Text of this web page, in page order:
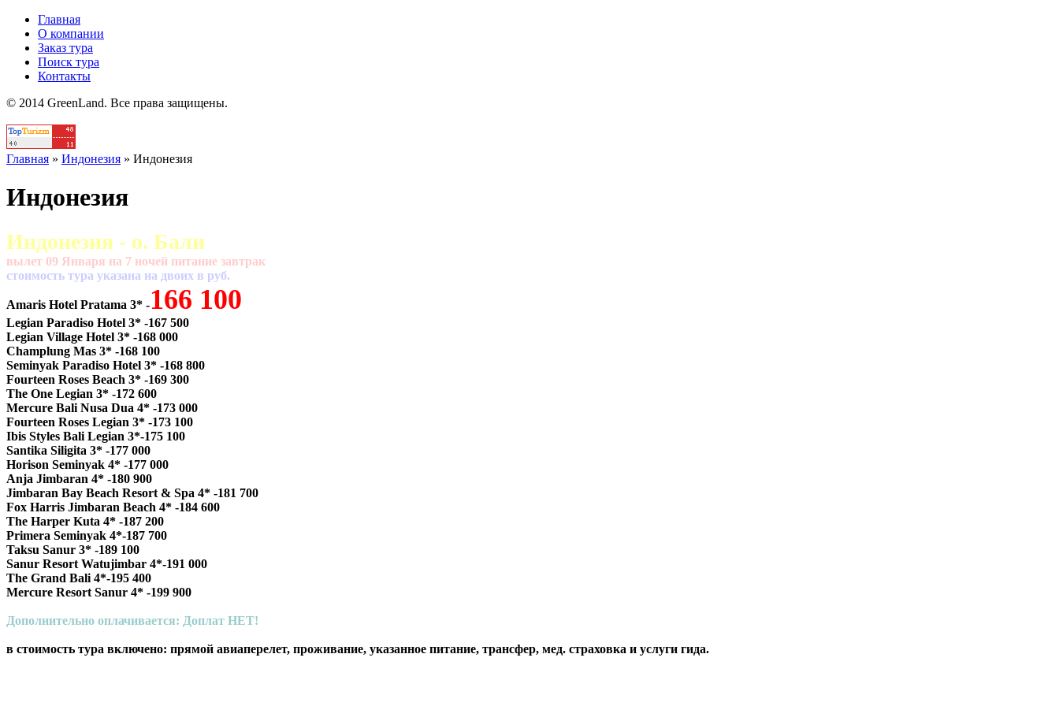
Главная
О компании
Заказ тура
Поиск тура
Контакты
© 2014 GreenLand. Все права защищены.
Главная » Индонезия » Индонезия
Индонезия
Индонезия - о. Бали
вылет 09 Января на 7 ночей питание завтрак
cтоимость тура указана на двоих в руб.
Amaris Hotel Pratama 3* -166 100
Legian Paradiso Hotel 3* -167 500
Legian Village Hotel 3* -168 000
Champlung Mas 3* -168 100
Seminyak Paradiso Hotel 3* -168 800
Fourteen Roses Beach 3* -169 300
The One Legian 3* -172 600
Mercure Bali Nusa Dua 4* -173 000
Fourteen Roses Legian 3* -173 100
Ibis Styles Bali Legian 3*-175 100
Santika Siligita 3* -177 000
Horison Seminyak 4* -177 000
Anja Jimbaran 4* -180 900
Jimbaran Bay Beach Resort & Spa 4* -181 700
Fox Harris Jimbaran Beach 4* -184 600
The Harper Kuta 4* -187 200
Primera Seminyak 4*-187 700
Taksu Sanur 3* -189 100
Sanur Resort Watujimbar 4*-191 000
The Grand Bali 4*-195 400
Mercure Resort Sanur 4* -199 900
Дополнительно оплачивается: Доплат НЕТ!
в стоимость тура включено: прямой авиаперелет, проживание, указанное питание, трансфер, мед. страховка и услуги гида.